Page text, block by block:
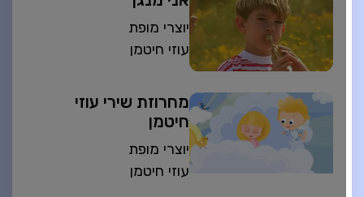
יוצרי מופת
עוזי חיטמן
מחרוזת שירי עוזי
חיטמן
יוצרי מופת
עוזי חיטמן